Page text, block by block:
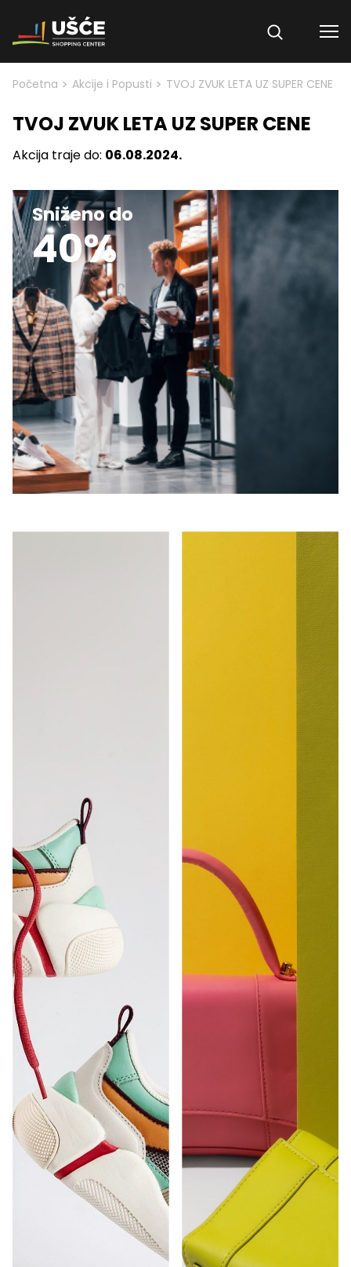
Skip to content
Početna > Akcije i Popusti > TVOJ ZVUK LETA UZ SUPER CENE
TVOJ ZVUK LETA UZ SUPER CENE
Akcija traje do: 06.08.2024.
Sniženo do
40%